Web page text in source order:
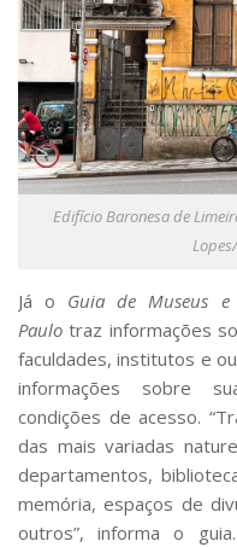
Edifício Baronesa de
Já o Guia de Museus e
Paulo traz informações
faculdades, institutos e
informações sobre
condições de acesso.
das mais variadas
departamentos,
memória, espaços de
outros”, informa o